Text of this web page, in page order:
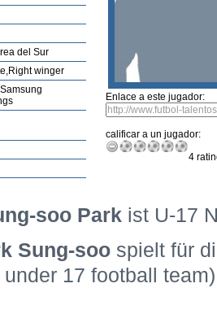
del Sur
winger
Enlace a este jugador:
calificar a un jugador:
4
soo Park ist U-17
Sung-soo spielt für
17 football